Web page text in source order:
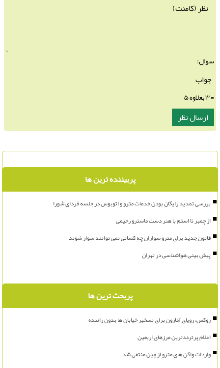
سوال:
پربیننده ترین ها
بررسی تمدید رایگان بودن خدمات مترو و اتوبوس در جلسه فردای شورا
از چمبر تا استم با هنر دست ماسترو رحیمی
قانون جدید برای مترو سواران چه کسانی نمی توانند سوار شوند
پیش بینی هواشناسی در تهران
پربحث ترین ها
زوکس، رویای آمازون برای تسخیر خیابان ها بدون راننده
اعلام پرترددترین مرزهای اربعین
واردات واگن های مترو از چین منتفی شد